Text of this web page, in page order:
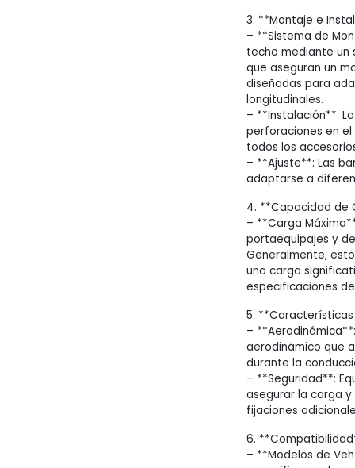
3. **Montaje e
– **Sistema de
techo mediante un
que aseguran un
diseñadas para
longitudinales.
– **Instalación**:
perforaciones en
todos los
– **Ajuste**: Las
adaptarse a
4. **Capacidad de
– **Carga
portaequipajes y
Generalmente,
una carga
especificaciones
5.
–
aerodinámico que
durante la
– **Seguridad**:
asegurar la carga
fijaciones
6.
– **Modelos de